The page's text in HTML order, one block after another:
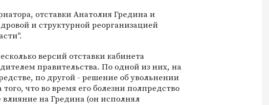
отставки Анатолия Гредина и
и структурной реорганизацией
версий отставки кабинета
правительства. По одной из них, на
по другой - решение об увольнении
что во время его болезни полпредство
на Гредина (он исполнял